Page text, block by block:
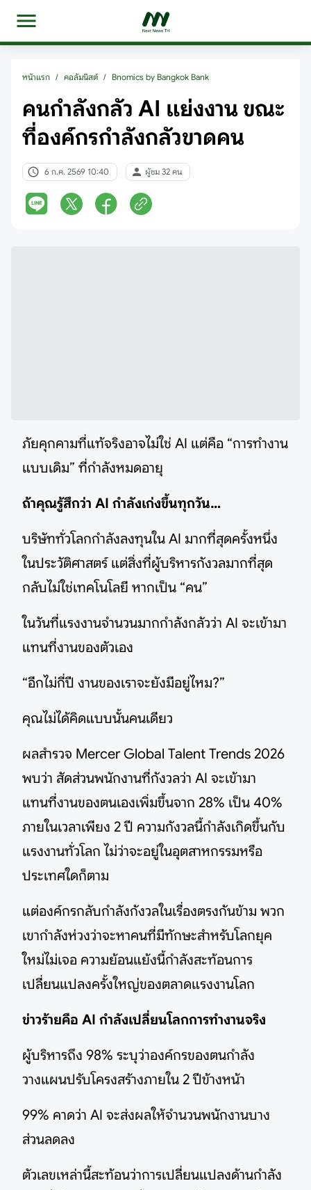
หน้าแรก / คอลัมนิสต์ / Bnomics by Bangkok Bank
คนกำลังกลัว AI แย่งงาน ขณะ
ที่องค์กรกำลังกลัวขาดคน
6 ก.ค. 2569 10:40 ผู้ชม 32 คน
ภัยคุกคามที่แท้จริงอาจไม่ใช่ AI แต่คือ “การทำงาน
แบบเดิม” ที่กำลังหมดอายุ
ถ้าคุณรู้สึกว่า AI กำลังเก่งขึ้นทุกวัน…
บริษัททั่วโลกกำลังลงทุนใน AI มากที่สุดครั้งหนึ่ง
ในประวัติศาสตร์ แต่สิ่งที่ผู้บริหารกังวลมากที่สุด
กลับไม่ใช่เทคโนโลยี หากเป็น “คน”
ในวันที่แรงงานจำนวนมากกำลังกลัวว่า AI จะเข้ามา
แทนที่งานของตัวเอง
“อีกไม่กี่ปี งานของเราจะยังมีอยู่ไหม?”
คุณไม่ได้คิดแบบนั้นคนเดียว
ผลสำรวจ Mercer Global Talent Trends 2026
พบว่า สัดส่วนพนักงานที่กังวลว่า AI จะเข้ามา
แทนที่งานของตนเองเพิ่มขึ้นจาก 28% เป็น 40%
ภายในเวลาเพียง 2 ปี ความกังวลนี้กำลังเกิดขึ้นกับ
แรงงานทั่วโลก ไม่ว่าจะอยู่ในอุตสาหกรรมหรือ
ประเทศใดก็ตาม
แต่องค์กรกลับกำลังกังวลในเรื่องตรงกันข้าม พวก
เขากำลังห่วงว่าจะหาคนที่มีทักษะสำหรับโลกยุค
ใหม่ไม่เจอ ความย้อนแย้งนี้กำลังสะท้อนการ
เปลี่ยนแปลงครั้งใหญ่ของตลาดแรงงานโลก
ข่าวร้ายคือ AI กำลังเปลี่ยนโลกการทำงานจริง
ผู้บริหารถึง 98% ระบุว่าองค์กรของตนกำลัง
วางแผนปรับโครงสร้างภายใน 2 ปีข้างหน้า
99% คาดว่า AI จะส่งผลให้จำนวนพนักงานบาง
ส่วนลดลง
ตัวเลขเหล่านี้สะท้อนว่าการเปลี่ยนแปลงด้านกำลัง